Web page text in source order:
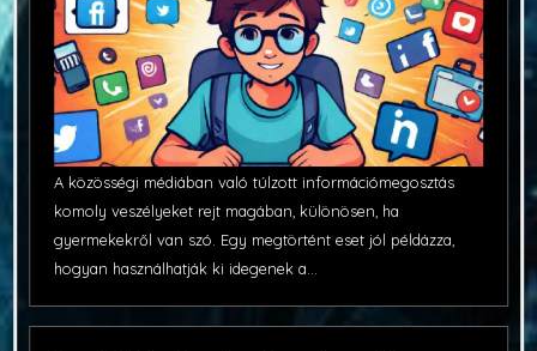
A közösségi médiában való túlzott információmegosztás
komoly veszélyeket rejt magában, különösen, ha
gyermekekről van szó. Egy megtörtént eset jól példázza,
hogyan használhatják ki idegenek a...